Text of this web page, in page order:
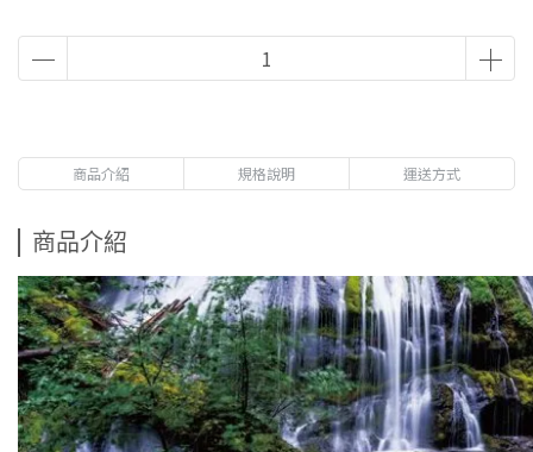
商品介紹 規格說明 運送方式
商品介紹